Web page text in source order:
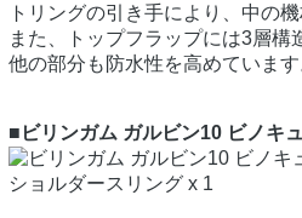
トリングの引き手により、中の
また、トップフラップには3層構
他の部分も防水性を高めています
■ビリンガム ガルビン10 ビノキ
ショルダースリング x 1